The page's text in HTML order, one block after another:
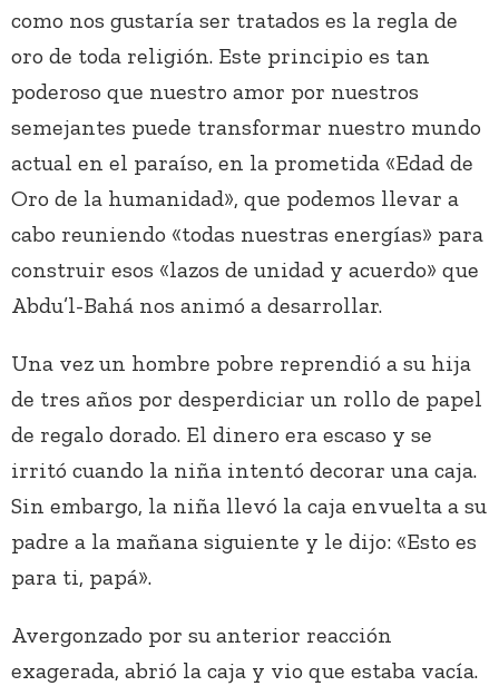
como nos gustaría ser tratados es la regla de
oro de toda religión. Este principio es tan
poderoso que nuestro amor por nuestros
semejantes puede transformar nuestro mundo
actual en el paraíso, en la prometida «Edad de
Oro de la humanidad», que podemos llevar a
cabo reuniendo «todas nuestras energías» para
construir esos «lazos de unidad y acuerdo» que
Abdu’l-Bahá nos animó a desarrollar.
Una vez un hombre pobre reprendió a su hija
de tres años por desperdiciar un rollo de papel
de regalo dorado. El dinero era escaso y se
irritó cuando la niña intentó decorar una caja.
Sin embargo, la niña llevó la caja envuelta a su
padre a la mañana siguiente y le dijo: «Esto es
para ti, papá».
Avergonzado por su anterior reacción
exagerada, abrió la caja y vio que estaba vacía.